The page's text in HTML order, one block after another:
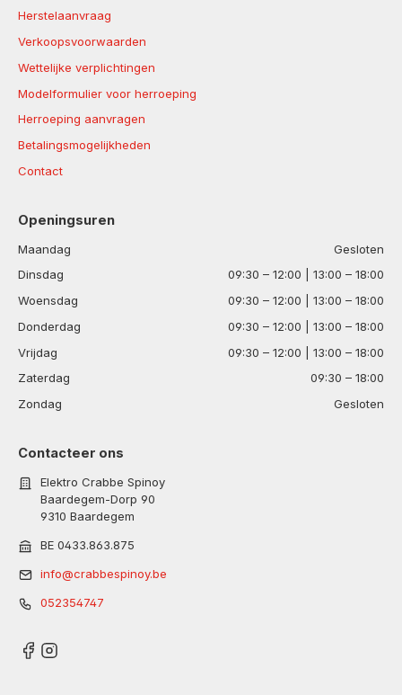
Herstelaanvraag
Verkoopsvoorwaarden
Wettelijke verplichtingen
Modelformulier voor herroeping
Herroeping aanvragen
Betalingsmogelijkheden
Contact
Openingsuren
Maandag
Gesloten
Dinsdag
09:30 – 12:00 | 13:00 – 18:00
Woensdag
09:30 – 12:00 | 13:00 – 18:00
Donderdag
09:30 – 12:00 | 13:00 – 18:00
Vrijdag
09:30 – 12:00 | 13:00 – 18:00
Zaterdag
09:30 – 18:00
Zondag
Gesloten
Contacteer ons
Elektro Crabbe Spinoy
Baardegem-Dorp 90
9310 Baardegem
BE 0433.863.875
info@crabbespinoy.be
052354747